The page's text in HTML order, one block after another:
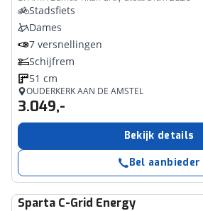
Stadsfiets
Dames
7 versnellingen
Schijfrem
51 cm
OUDERKERK AAN DE AMSTEL
3.049,-
Bekijk details
Bel aanbieder
Sparta C-Grid Energy